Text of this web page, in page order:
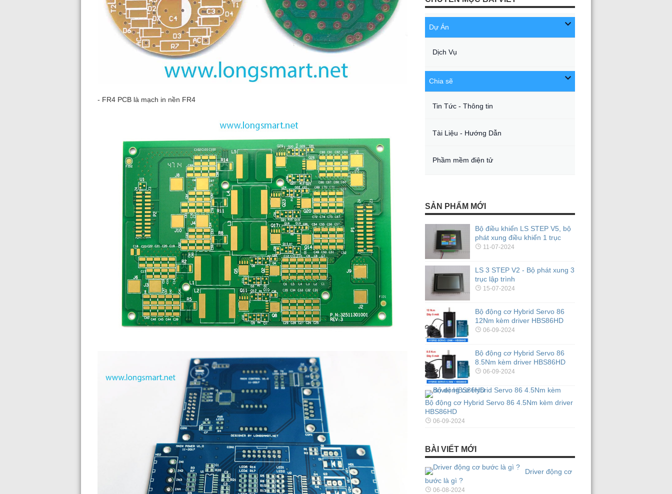
- FR4 PCB là mạch in nền FR4
Dự Án
Dịch Vụ
Chia sẽ
Tin Tức - Thông tin
Tài Liệu - Hướng Dẫn
Phầm mềm điện tử
SẢN PHẨM MỚI
Bộ điều khiển LS STEP V5, bộ
phát xung điều khiển 1 trục
11-07-2024
LS 3 STEP V2 - Bộ phát xung 3
trục lập trình
15-07-2024
Bộ động cơ Hybrid Servo 86
12Nm kèm driver HBS86HD
06-09-2024
Bộ động cơ Hybrid Servo 86
8.5Nm kèm driver HBS86HD
06-09-2024
Bộ động cơ Hybrid Servo 86 4.5Nm kèm driver
HBS86HD
06-09-2024
BÀI VIẾT MỚI
Driver động cơ
bước là gì ?
06-08-2024